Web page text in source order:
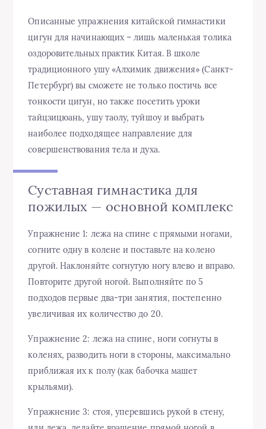
Описанные упражнения китайской гимнастики
цигун для начинающих – лишь маленькая толика
оздоровительных практик Китая. В школе
традиционного ушу «Алхимик движения» (Санкт-
Петербург) вы сможете не только постичь все
тонкости цигун, но также посетить уроки
тайцзицюань, ушу таолу, туйшоу и выбрать
наиболее подходящее направление для
совершенствования тела и духа.
Суставная гимнастика для
пожилых — основной комплекс
Упражнение 1: лежа на спине с прямыми ногами,
согните одну в колене и поставьте на колено
другой. Наклоняйте согнутую ногу влево и вправо.
Повторите другой ногой. Выполняйте по 5
подходов первые два-три занятия, постепенно
увеличивая их количество до 20.
Упражнение 2: лежа на спине, ноги согнуты в
коленях, разводить ноги в стороны, максимально
приближая их к полу (как бабочка машет
крыльями).
Упражнение 3: стоя, уперевшись рукой в стену,